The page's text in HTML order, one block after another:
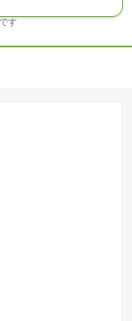
目もあります。
購入者の設計プランの参考
のプラン例は特定の建築請
ものが同価格で建てられる
。
が、一定期間内に成立する
成立に向けて設計プランを
ために必要な相当の期間の
たかどうかにより結論を出
くプランが出来ず、建築請
かかった代金（土地代金、
」で統一しています。
物価格」と「土地価格」の
す